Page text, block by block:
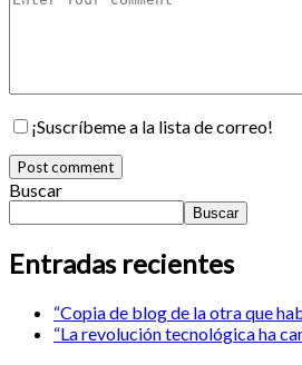
¡Suscríbeme a la lista de correo!
Buscar
Buscar
Entradas recientes
“Copia de blog de la otra que
“La revolución tecnológica ha